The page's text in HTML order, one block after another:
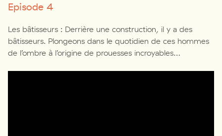
Episode 4
Les bâtisseurs : Derrière une construction, il y a des
bâtisseurs. Plongeons dans le quotidien de ces hommes
de l’ombre à l’origine de prouesses incroyables…